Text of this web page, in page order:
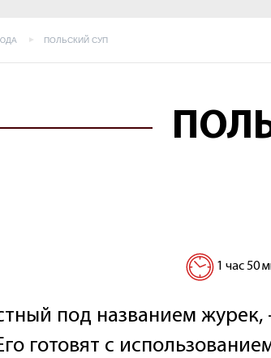
ПОЛЬСКИЙ СУП
1 час 50
под названием
готовят с